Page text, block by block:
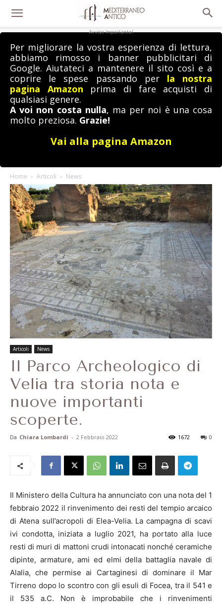
Avviso importante!
Per migliorare la vostra esperienza di lettura,
abbiamo rimosso i banner pubblicitari di
Google. Aiutateci a mantenere il sito così e a
coprire le spese passando per la nostra
pagina Amazon prima di fare acquisti di
qualsiasi genere.
A voi non costa nulla, ma per noi è una cosa
molto preziosa. Grazie!
Vai alla pagina Amazon
Home Articoli News
Articoli News
Il Parco Archeologico di
Velia tra storia nota e
nuove importanti
scoperte.
Da Chiara Lombardi - 2 Febbraio 2022 0
1672
Il Ministero della Cultura ha annunciato con una nota del 1
febbraio 2022 il rinvenimento dei resti del tempio arcaico
di Atena sull’acropoli di Elea-Velia. La campagna di scavi
ivi condotta, iniziata a luglio 2021, ha portato alla luce
resti di muri di mattoni crudi intonacati nonché ceramiche
dipinte, armature, ami ed elmi della battaglia navale di
Alalia, che permise ai Cartaginesi di dominare il Mar
Tirreno dopo lo scontro con gli esuli di Focea, tra il 541 e
il 535 a.C. Non è improbabile che i rinvenimenti